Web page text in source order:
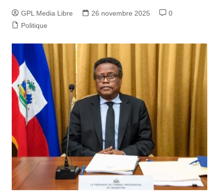
GPL Media Libre 26 novembre 2025
0
Politique